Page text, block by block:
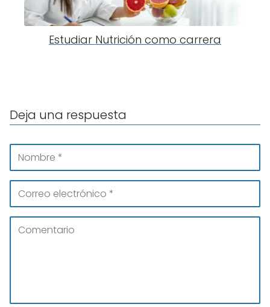
Estudiar Nutrición como carrera
Deja una respuesta